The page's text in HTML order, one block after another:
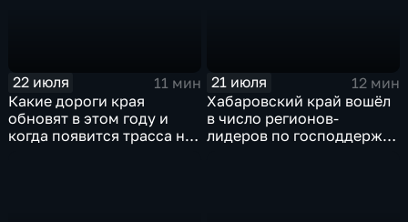
22 июля
11 мин
Какие дороги края
обновят в этом году и
когда появится трасса на
21 июля
12 мин
Хабаровский край вошёл
в число регионов-
лидеров по господдержке